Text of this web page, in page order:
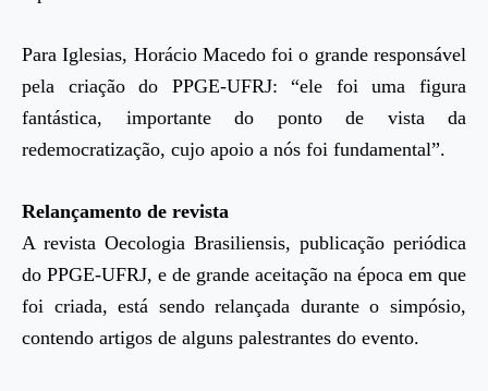
Para Iglesias, Horácio Macedo foi o grande responsável
pela criação do PPGE-UFRJ: “ele foi uma figura
fantástica, importante do ponto de vista da
redemocratização, cujo apoio a nós foi fundamental”.
Relançamento de revista
A revista Oecologia Brasiliensis, publicação periódica
do PPGE-UFRJ, e de grande aceitação na época em que
foi criada, está sendo relançada durante o simpósio,
contendo artigos de alguns palestrantes do evento.